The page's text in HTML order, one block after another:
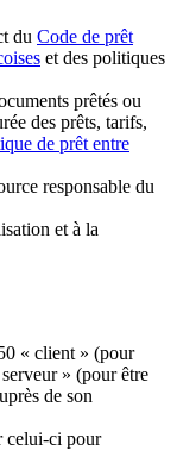
du Code de prêt
et des politiques
prêtés ou
des prêts, tarifs,
de prêt entre
responsable du
et à la
« client » (pour
» (pour être
de son
celui-ci pour